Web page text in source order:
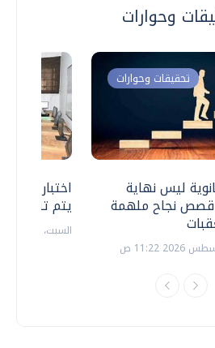
وحوارات
اختبارات
يتم
السبت، 18 يوليو 2026 09:22 ص
تحقيقات وحوارات
ليس نهاية
نجاح ملهمة